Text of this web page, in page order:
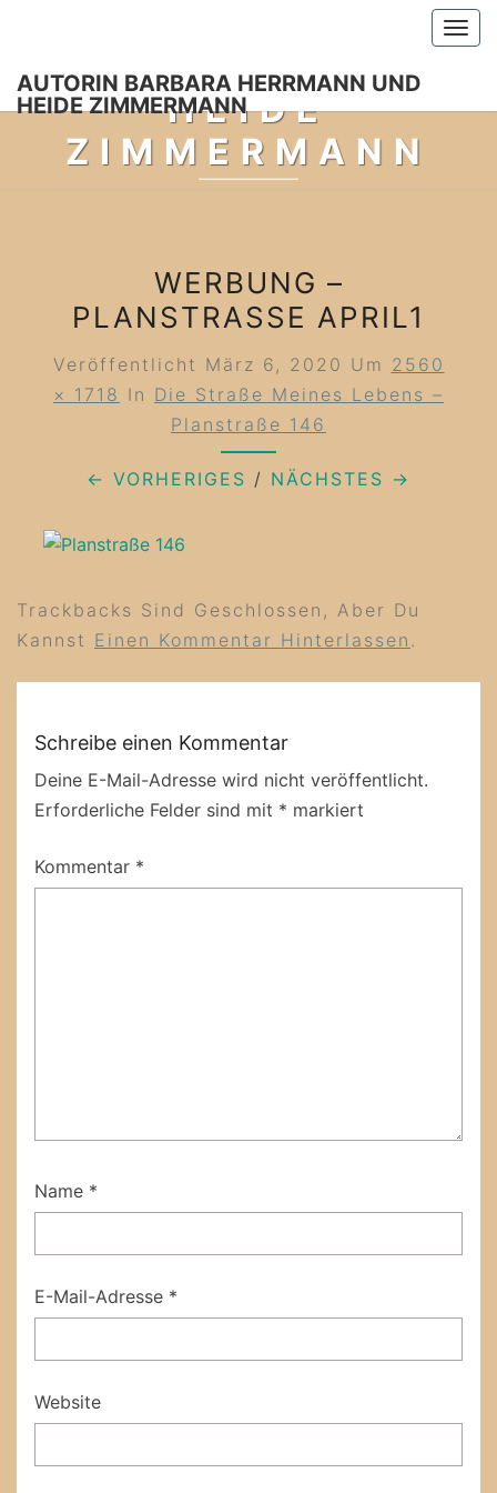
content
AUTORIN BARBARA HERRMANN UND
HEIDE ZIMMERMANN
HERRMANN UND
HEIDE
ZIMMERMANN
WERBUNG –
PLANSTRASSE APRIL1
Veröffentlicht März 6, 2020 Um 2560
× 1718 In Die Straße Meines Lebens –
Planstraße 146
← VORHERIGES / NÄCHSTES →
Trackbacks Sind Geschlossen, Aber Du
Kannst Einen Kommentar Hinterlassen .
Schreibe einen Kommentar
Deine E-Mail-Adresse wird nicht veröffentlicht.
Erforderliche Felder sind mit * markiert
Kommentar *
Name *
E-Mail-Adresse *
Website